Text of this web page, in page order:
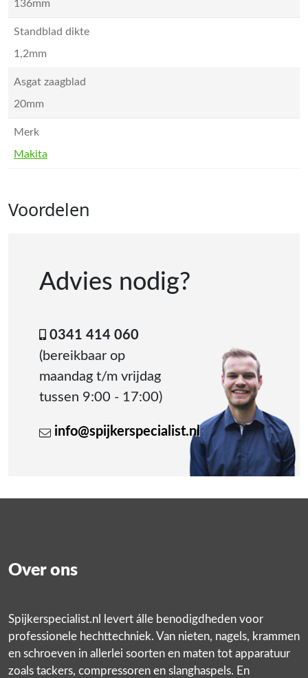
136mm
Standblad dikte
1,2mm
Asgat zaagblad
20mm
Merk
Makita
Voordelen
Advies nodig?
0341 414 060
(bereikbaar op
maandag t/m vrijdag
tussen 9:00 - 17:00)
info@spijkerspecialist.nl
Over ons
Spijkerspecialist.nl levert álle benodigdheden voor
professionele hechttechniek. Van nieten, nagels, krammen
en schroeven in allerlei soorten en maten tot apparatuur
zoals tackers, compressoren en slanghaspels. En